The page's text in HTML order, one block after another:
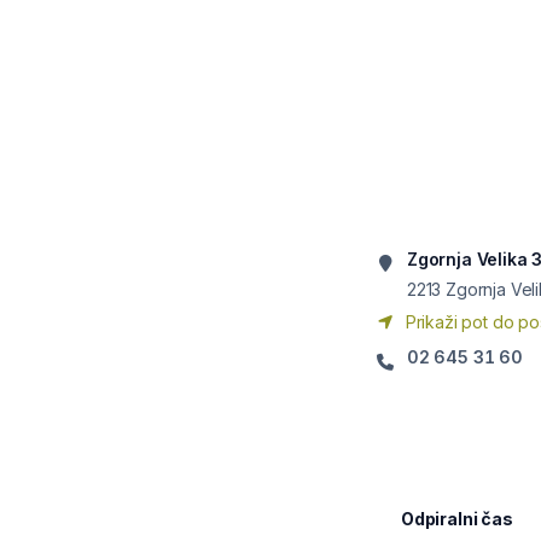
Zgornja Velika
2213 Zgornja
Prikaži pot do
02 645 31 60
Odpiralni čas